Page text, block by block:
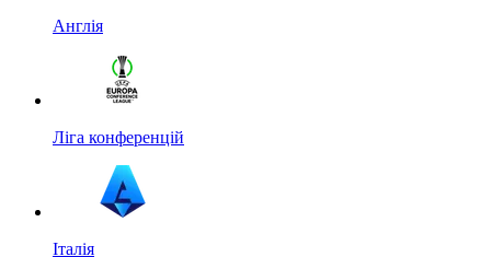
Англія
Ліга конференцій
Італія